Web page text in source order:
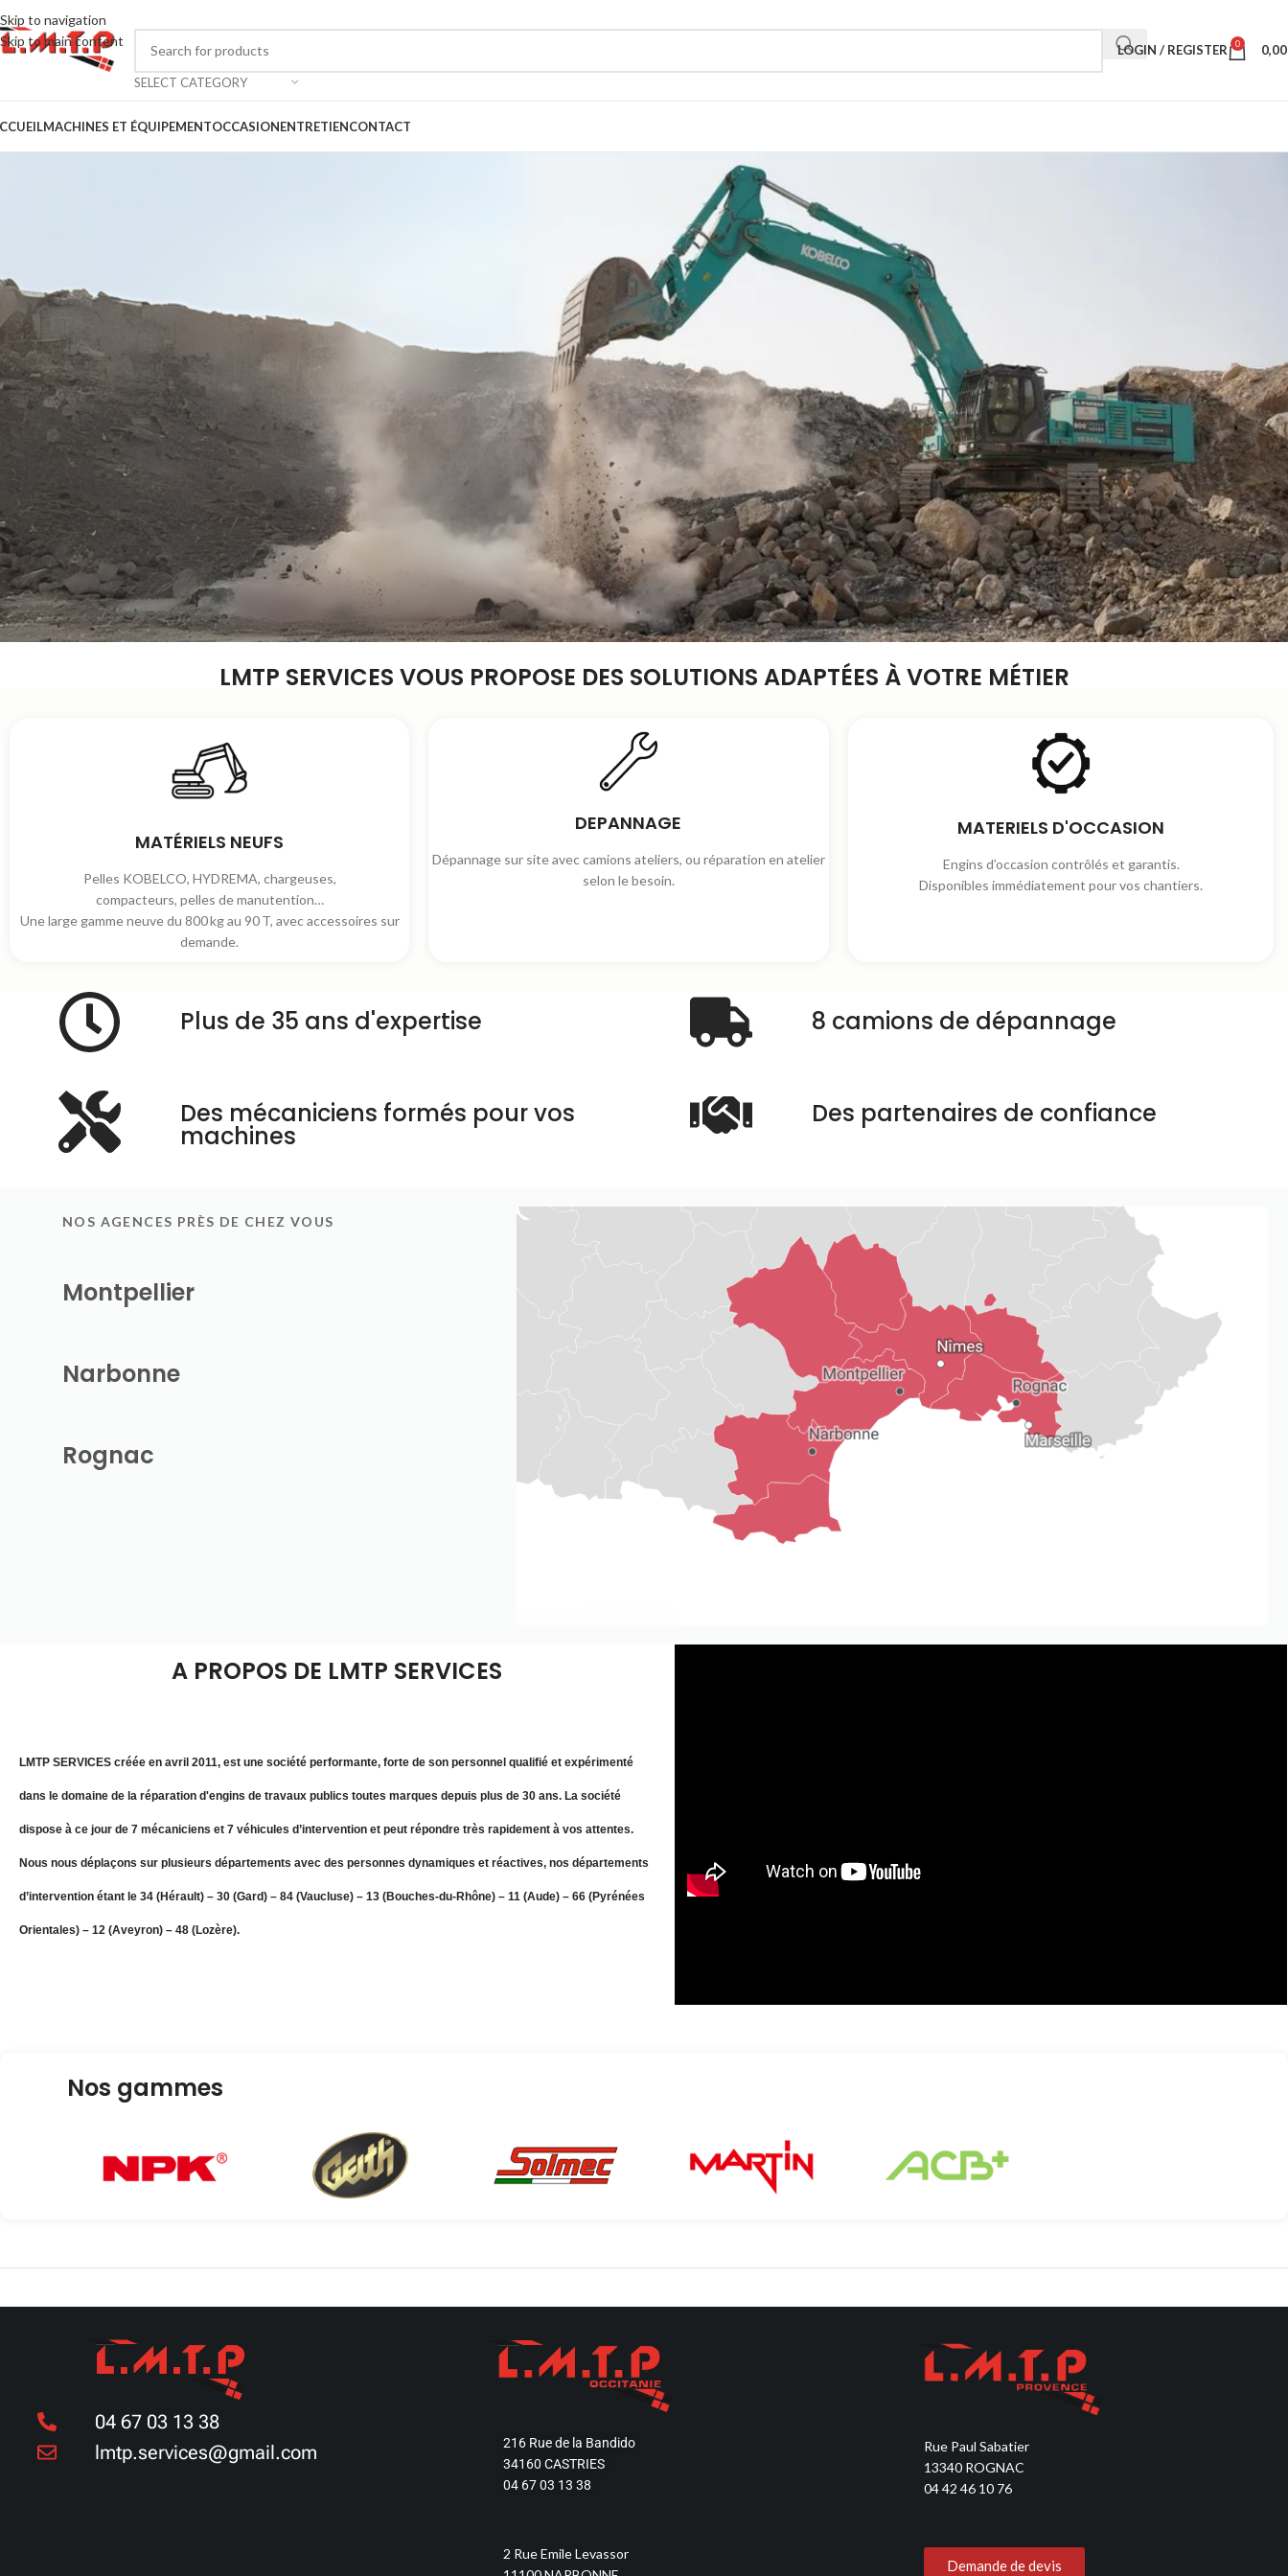
Skip to navigation
Skip to main content
SELECT CATEGORY
LOGIN / REGISTER 0
MACHINES ET ÉQUIPEMENTOCCASIONENTRETIENCONTACT
LMTP SERVICES VOUS PROPOSE DES SOLUTIONS ADAPTÉES À VOTRE MÉTIER
MATÉRIELS NEUFS
Pelles KOBELCO, HYDREMA, chargeuses,
compacteurs, pelles de manutention…
Une large gamme neuve du 800 kg au 90 T, avec accessoires sur
demande.
DEPANNAGE
Dépannage sur site avec camions ateliers, ou réparation en atelier
selon le besoin.
MATERIELS D'OCCASION
Engins d’occasion contrôlés et garantis.
Disponibles immédiatement pour vos chantiers.
Plus de 35 ans d'expertise 8 camions de dépannage
Des mécaniciens formés pour vos
machines
Des partenaires de confiance
NOS AGENCES PRÈS DE CHEZ VOUS
Montpellier
Narbonne
Rognac
A PROPOS DE LMTP SERVICES
LMTP SERVICES créée en avril 2011, est une société performante, forte de son personnel qualifié et expérimenté
dans le domaine de la réparation d'engins de travaux publics toutes marques depuis plus de 30 ans. La société
dispose à ce jour de 7 mécaniciens et 7 véhicules d’intervention et peut répondre très rapidement à vos attentes.
Nous nous déplaçons sur plusieurs départements avec des personnes dynamiques et réactives, nos départements
d’intervention étant le 34 (Hérault) – 30 (Gard) – 84 (Vaucluse) – 13 (Bouches-du-Rhône) – 11 (Aude) – 66 (Pyrénées
Orientales) – 12 (Aveyron) – 48 (Lozère).
Nos gammes
04 67 03 13 38
lmtp.services@gmail.com
216 Rue de la Bandido
34160 CASTRIES
04 67 03 13 38
2 Rue Emile Levassor
Rue Paul Sabatier
13340 ROGNAC
04 42 46 10 76
Demande de devis